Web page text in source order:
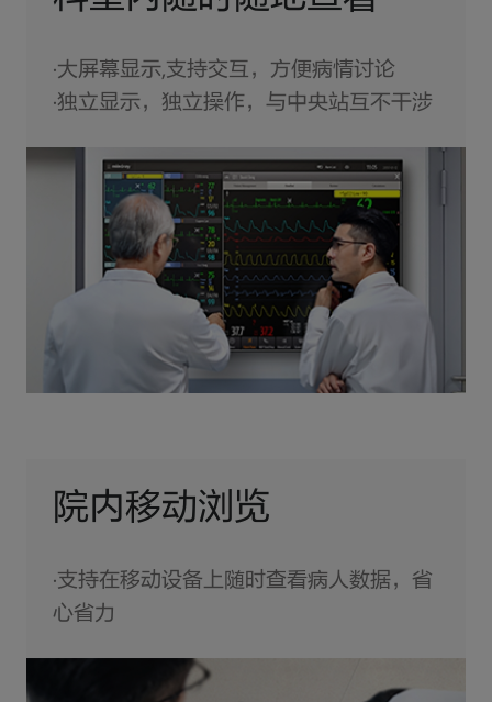
·大屏幕显示,支持交互，方便病情讨论
·独立显示，独立操作，与中央站互不干涉
院内移动浏览
·支持在移动设备上随时查看病人数据，省
心省力